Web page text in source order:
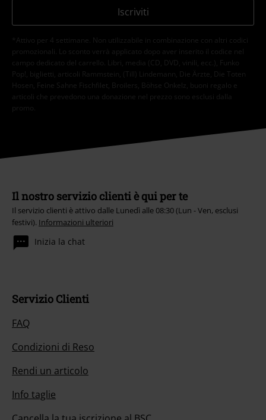
Iscriviti
*Attivo per 4 settimane. Non utilizzabile in combinazione con altri codici
promozionali. Lo sconto verrà applicato dopo aver inserito il codice nel
campo dedicato del carrello. Libri, media (CD, DVD, vinili, ecc.), Funko
Pop!, biglietti, articoli Rammstein, (Till) Lindemann, Die Ärzte, Die Toten
Hosen, Feine Sahne Fischfilet, Broilers, Böhse Onkelz, buoni regalo e
articoli che prevedono una donazione nel prezzo sono esclusi dalla
promo.
Il nostro servizio clienti è qui per te
Il servizio clienti è attivo dalle Lunedì alle 08:30 (Lun - Ven, esclusi
festivi). Informazioni ulteriori
Inizia la chat
Servizio Clienti
FAQ
Condizioni di Reso
Rendi un articolo
Info taglie